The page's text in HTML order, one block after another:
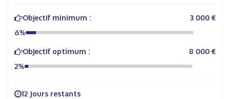
Objectif minimum :
3 000 €
6%
Objectif optimum :
8 000 €
2%
12 Jours restants